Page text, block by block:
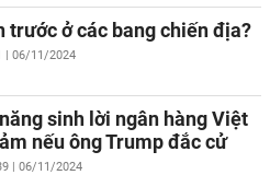
trước ở các bang chiến địa?
| 06/11/2024
sinh lời ngân hàng Việt
nếu ông Trump đắc cử
| 06/11/2024